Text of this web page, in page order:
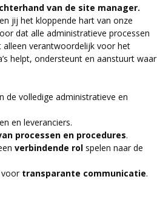
van de site manager.
jij het kloppende hart van onze
dat alle administratieve processen
alleen verantwoordelijk voor het
helpt, ondersteunt en aanstuurt waar
de volledige administratieve en
en leveranciers.
processen en procedures.
verbindende rol spelen naar de
voor transparante communicatie.